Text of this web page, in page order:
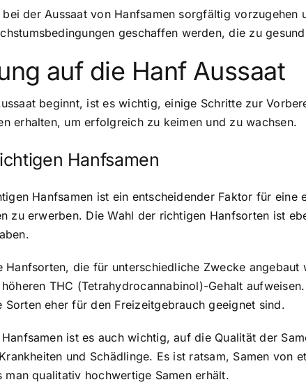
der Aussaat von Hanfsamen sorgfältig
geschaffen werden, die zu
auf die Hanf Aussaat
beginnt, ist es wichtig, einige Schritte zur
erhalten, um erfolgreich zu keimen und zu wachsen.
Hanfsamen
Hanfsamen ist ein entscheidender Faktor für
zu erwerben. Die Wahl der richtigen Hanfsorten ist
Hanfsorten, die für unterschiedliche Zwecke
THC (Tetrahydrocannabinol)-Gehalt
Sorten eher für den Freizeitgebrauch geeignet sind.
ist es auch wichtig, auf die Qualität der
und Schädlinge. Es ist ratsam, Samen von
man qualitativ hochwertige Samen erhält.